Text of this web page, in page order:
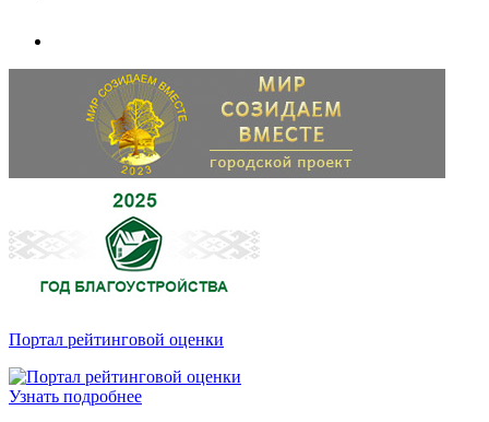
Портал рейтинговой оценки
Узнать подробнее